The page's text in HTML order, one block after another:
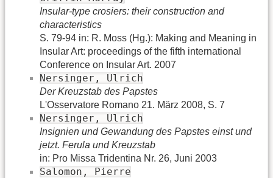
Insular-type crosiers: their construction and
characteristics
S. 79-94 in: R. Moss (Hg.): Making and Meaning in
Insular Art: proceedings of the fifth international
Conference on Insular Art. 2007
Nersinger, Ulrich
Der Kreuzstab des Papstes
L'Osservatore Romano 21. März 2008, S. 7
Nersinger, Ulrich
Insignien und Gewandung des Papstes einst und
jetzt. Ferula und Kreuzstab
in: Pro Missa Tridentina Nr. 26, Juni 2003
Salomon, Pierre